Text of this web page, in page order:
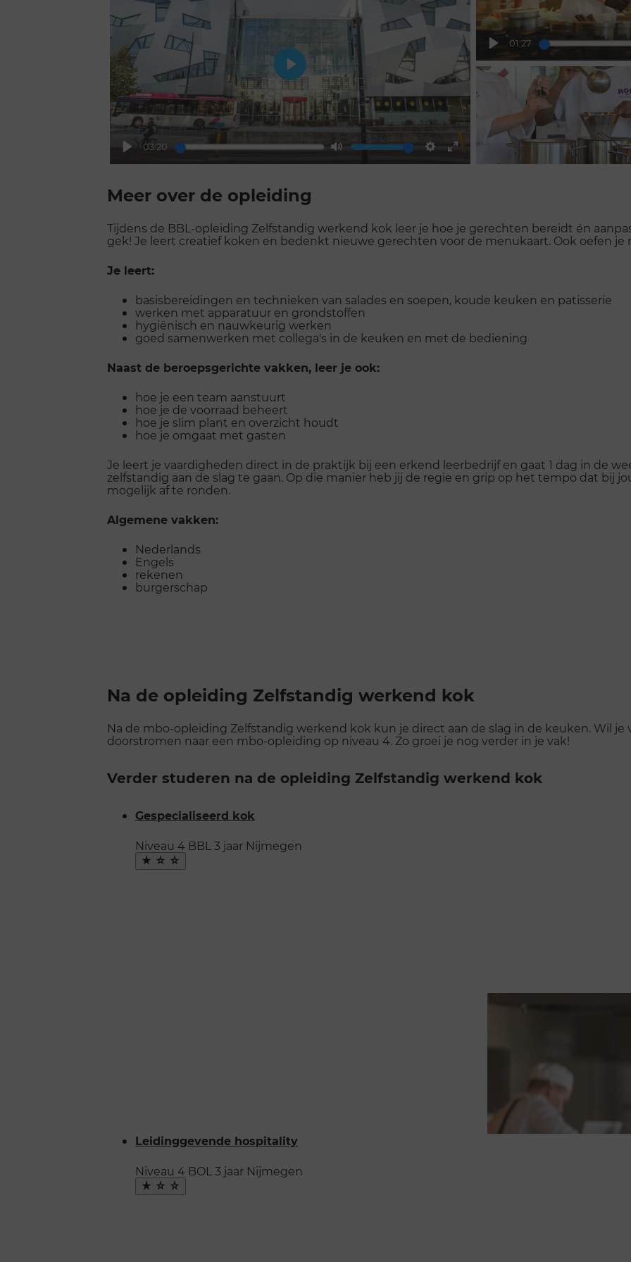
Play
01:27
Play
03:20
Mute Settings
Enter
Play
galerij
Meer over de opleiding
Tijdens de BBL-opleiding Zelfstandig werkend kok leer je hoe je gerechten bereidt én
gek! Je leert creatief koken en bedenkt nieuwe gerechten voor de menukaart. Ook oefen
Je leert:
basisbereidingen en technieken van salades en soepen, koude keuken en patisserie
werken met apparatuur en grondstoffen
hygiënisch en nauwkeurig werken
goed samenwerken met collega's in de keuken en met de bediening
Naast de beroepsgerichte vakken, leer je ook:
hoe je een team aanstuurt
hoe je de voorraad beheert
hoe je slim plant en overzicht houdt
hoe je omgaat met gasten
Je leert je vaardigheden direct in de praktijk bij een erkend leerbedrijf en gaat 1 dag in de
zelfstandig aan de slag te gaan. Op die manier heb jij de regie en grip op het tempo dat bij
mogelijk af te ronden.
Algemene vakken:
Nederlands
Engels
rekenen
burgerschap
Na de opleiding Zelfstandig werkend kok
Na de mbo-opleiding Zelfstandig werkend kok kun je direct aan de slag in de keuken. Wil je
doorstromen naar een mbo-opleiding op niveau 4. Zo groei je nog verder in je vak!
Verder studeren na de opleiding Zelfstandig werkend kok
Gespecialiseerd kok
Niveau 4 BBL 3 jaar Nijmegen
Maak
favoriet
Leidinggevende hospitality
Niveau 4 BOL 3 jaar Nijmegen
Maak
favoriet